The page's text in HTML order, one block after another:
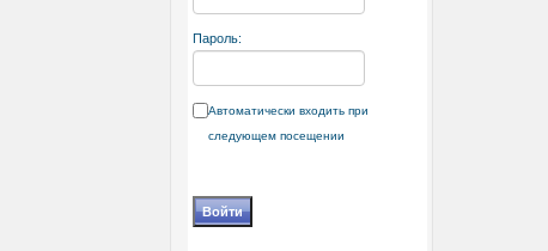
Пароль:
Автоматически входить при
следующем посещении